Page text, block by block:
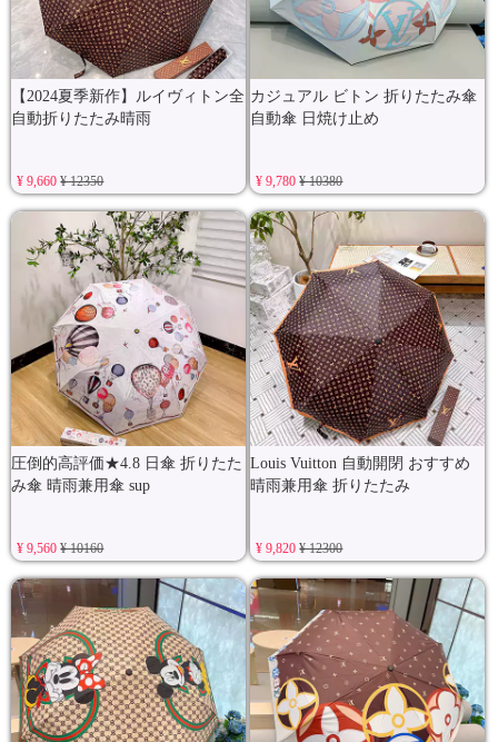
【2024夏季新作】ルイヴィトン全
自動折りたたみ晴雨
¥ 9,660¥ 12350
カジュアル ビトン 折りたたみ傘
自動傘 日焼け止め
¥ 9,780¥ 10380
圧倒的高評価★4.8 日傘 折りたた
み傘 晴雨兼用傘 sup
¥ 9,560¥ 10160
Louis Vuitton 自動開閉 おすすめ
晴雨兼用傘 折りたたみ
¥ 9,820¥ 12300